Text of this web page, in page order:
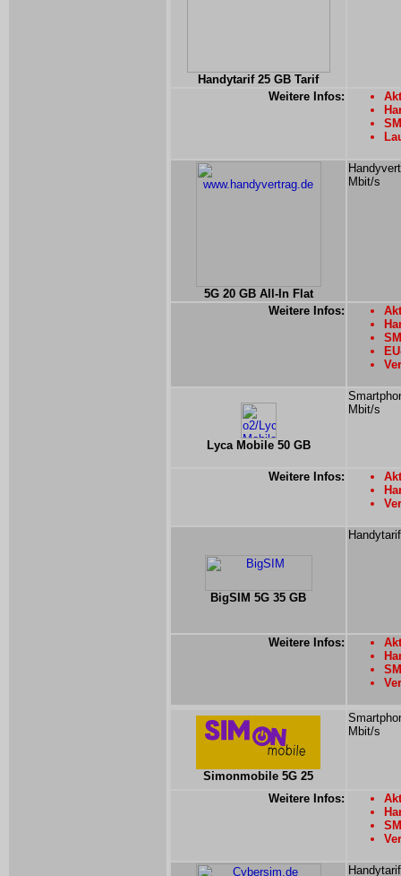
Handytarif 25 GB Tarif
Weitere Infos:
5G 20 GB All-In Flat
Mbit/s
Weitere Infos:
Lyca Mobile 50 GB
Mbit/s
Weitere Infos:
BigSIM 5G 35 GB
Weitere Infos:
Simonmobile 5G 25
Mbit/s
Weitere Infos: